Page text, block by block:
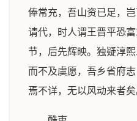
俸常充，吾山资已足，
请代，时人谓王晋平恐
节，后先辉映。独疑淳
而不及虞愿，吾乡省府
焉不详，无以风动来者矣